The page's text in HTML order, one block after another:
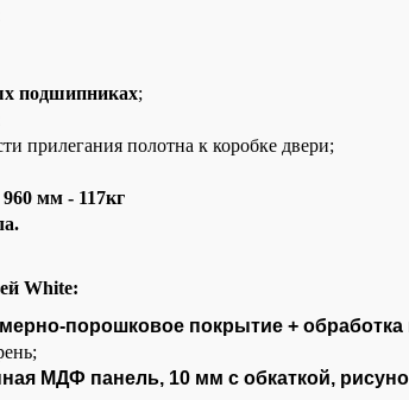
подшипниках;
прилегания полотна к коробке двери;
960 мм - 117кг
White:
порошковое покрытие +
МДФ панель, 10 мм с обкаткой,